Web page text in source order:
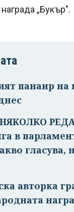
„Букър".
панаир на
в
гласува,
авторка